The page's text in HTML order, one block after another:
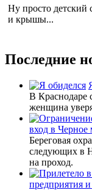
Ну просто детский
и крышы...
Последние
В Краснодаре
женщина
вход в Черное
Береговая
следующих в
на проход.
предприятия